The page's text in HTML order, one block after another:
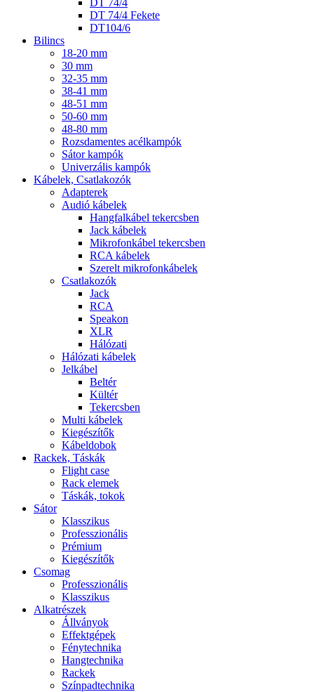
DT 74/4
DT 74/4 Fekete
DT104/6
Bilincs
18-20 mm
30 mm
32-35 mm
38-41 mm
48-51 mm
50-60 mm
48-80 mm
Rozsdamentes acélkampók
Sátor kampók
Univerzális kampók
Kábelek, Csatlakozók
Adapterek
Audió kábelek
Hangfalkábel tekercsben
Jack kábelek
Mikrofonkábel tekercsben
RCA kábelek
Szerelt mikrofonkábelek
Csatlakozók
Jack
RCA
Speakon
XLR
Hálózati
Hálózati kábelek
Jelkábel
Beltér
Kültér
Tekercsben
Multi kábelek
Kiegészítők
Kábeldobok
Rackek, Táskák
Flight case
Rack elemek
Táskák, tokok
Sátor
Klasszikus
Professzionális
Prémium
Kiegészítők
Csomag
Professzionális
Klasszikus
Alkatrészek
Állványok
Effektgépek
Fénytechnika
Hangtechnika
Rackek
Színpadtechnika